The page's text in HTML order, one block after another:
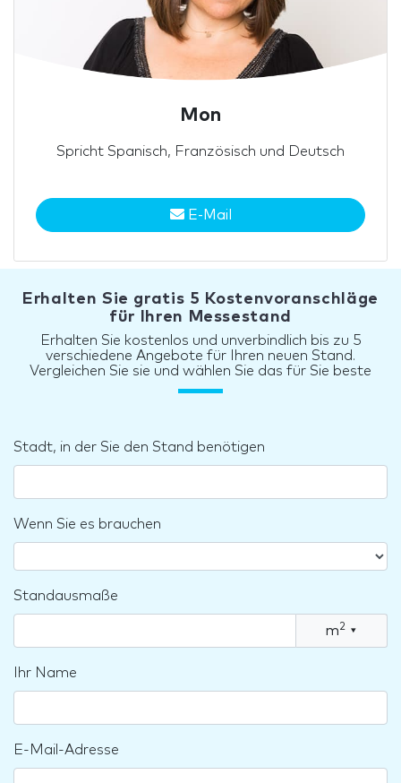
Mon
Spricht Spanisch, Französisch und Deutsch
E-Mail
Erhalten Sie gratis 5 Kostenvoranschläge
für Ihren Messestand
Erhalten Sie kostenlos und unverbindlich bis zu 5
verschiedene Angebote für Ihren neuen Stand.
Vergleichen Sie sie und wählen Sie das für Sie beste
Stadt, in der Sie den Stand benötigen
Wenn Sie es brauchen
Standausmaße
m2 ▾
Ihr Name
E-Mail-Adresse